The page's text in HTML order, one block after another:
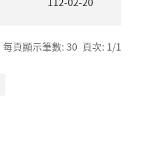
每頁顯示筆數: 30 頁次: 1/1